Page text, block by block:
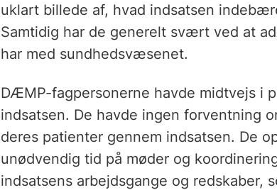
uklart billede af, hvad indsatsen
Samtidig har de generelt svært ved at
har med sundhedsvæsenet.
DÆMP-fagpersonerne havde midtvejs i
indsatsen. De havde ingen forventning
deres patienter gennem indsatsen. De
unødvendig tid på møder og
indsatsens arbejdsgange og redskaber,